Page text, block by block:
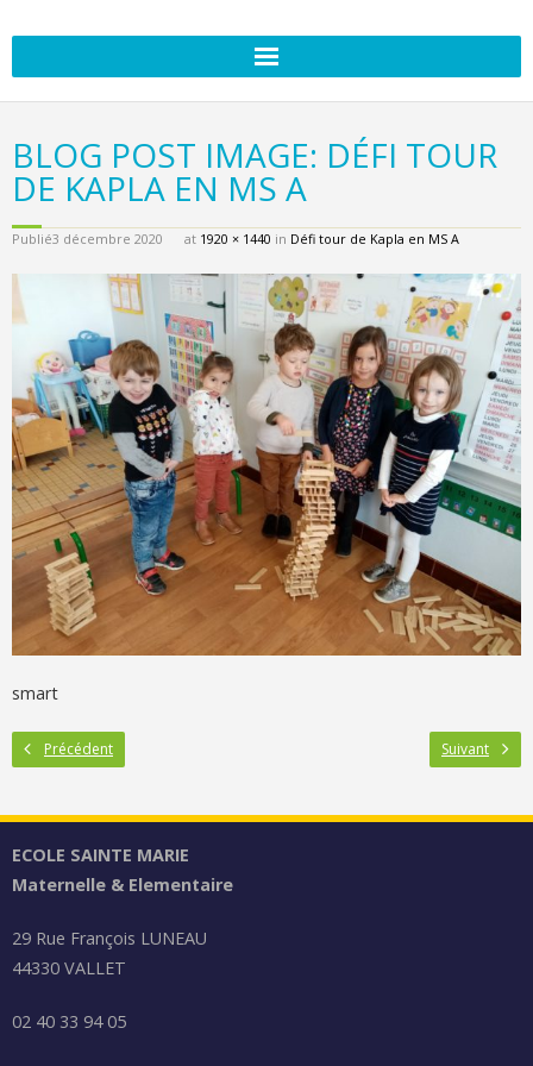
BLOG POST IMAGE: DÉFI TOUR
DE KAPLA EN MS A
Publié3 décembre 2020 at 1920 × 1440 in Défi tour de Kapla en MS A
smart
Précédent Suivant
ECOLE SAINTE MARIE
Maternelle & Elementaire
29 Rue François LUNEAU
44330 VALLET
02 40 33 94 05